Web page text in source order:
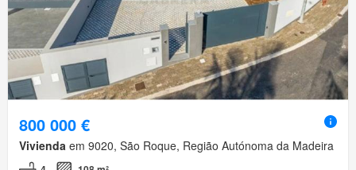
800 000 €
Vivienda em 9020, São Roque, Região Autónoma da Madeira